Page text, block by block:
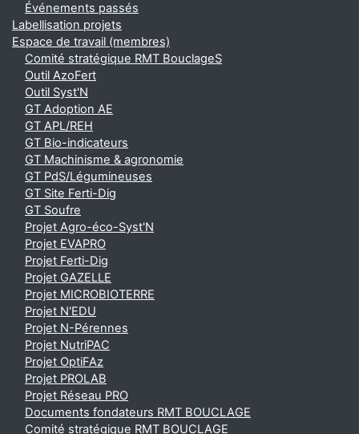
Événements passés
Labellisation projets
Espace de travail (membres)
Comité stratégique RMT BouclageS
Outil AzoFert
Outil Syst'N
GT Adoption AE
GT APL/REH
GT Bio-indicateurs
GT Machinisme & agronomie
GT PdS/Légumineuses
GT Site Ferti-Dig
GT Soufre
Projet Agro-éco-Syst'N
Projet EVAPRO
Projet Ferti-Dig
Projet GAZELLE
Projet MICROBIOTERRE
Projet N'EDU
Projet N-Pérennes
Projet NutriPAC
Projet OptiFAz
Projet PROLAB
Projet Réseau PRO
Documents fondateurs RMT BOUCLAGE
Comité stratégique RMT BOUCLAGE